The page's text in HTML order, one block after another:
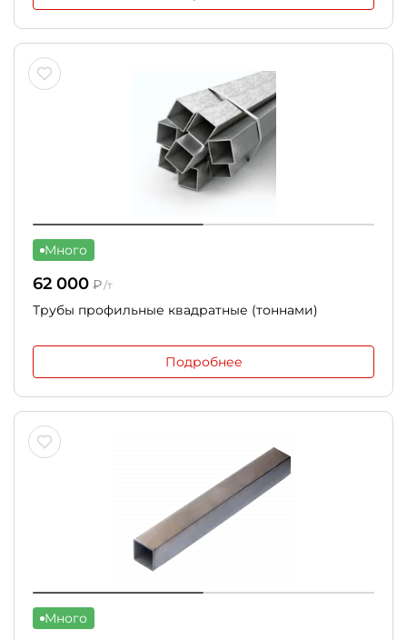
Много
62 000 ₽/т
Трубы профильные квадратные (тоннами)
Подробнее
Много